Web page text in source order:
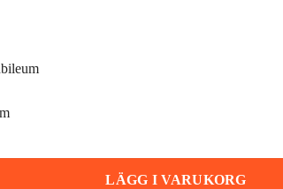
LÄGG I VARUKORG